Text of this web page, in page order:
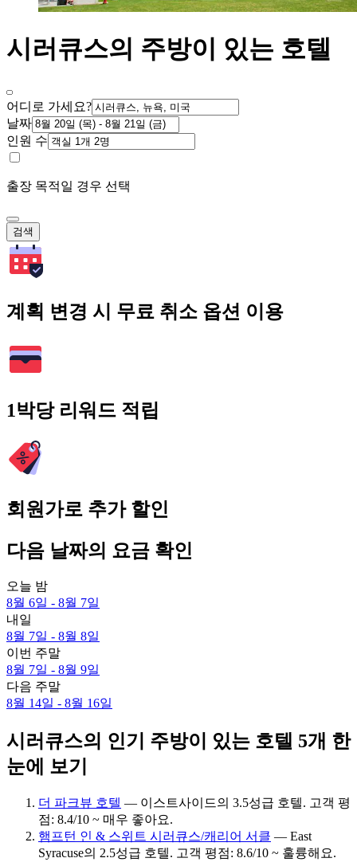
시러큐스의 주방이 있는 호텔
어디로 가세요?
날짜
인원 수
출장 목적일 경우 선택
검색
계획 변경 시 무료 취소 옵션 이용
1박당 리워드 적립
회원가로 추가 할인
다음 날짜의 요금 확인
오늘 밤
8월 6일 - 8월 7일
내일
8월 7일 - 8월 8일
이번 주말
8월 7일 - 8월 9일
다음 주말
8월 14일 - 8월 16일
시러큐스의 인기 주방이 있는 호텔 5개 한
눈에 보기
더 파크뷰 호텔 — 이스트사이드의 3.5성급 호텔. 고객 평
점: 8.4/10 ~ 매우 좋아요.
햄프턴 인 & 스위트 시러큐스/캐리어 서클 — East
Syracuse의 2.5성급 호텔. 고객 평점: 8.6/10 ~ 훌륭해요.